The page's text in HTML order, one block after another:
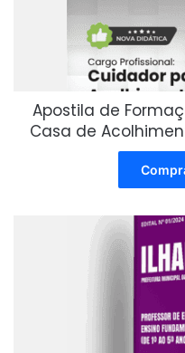
Apostila de
Casa de